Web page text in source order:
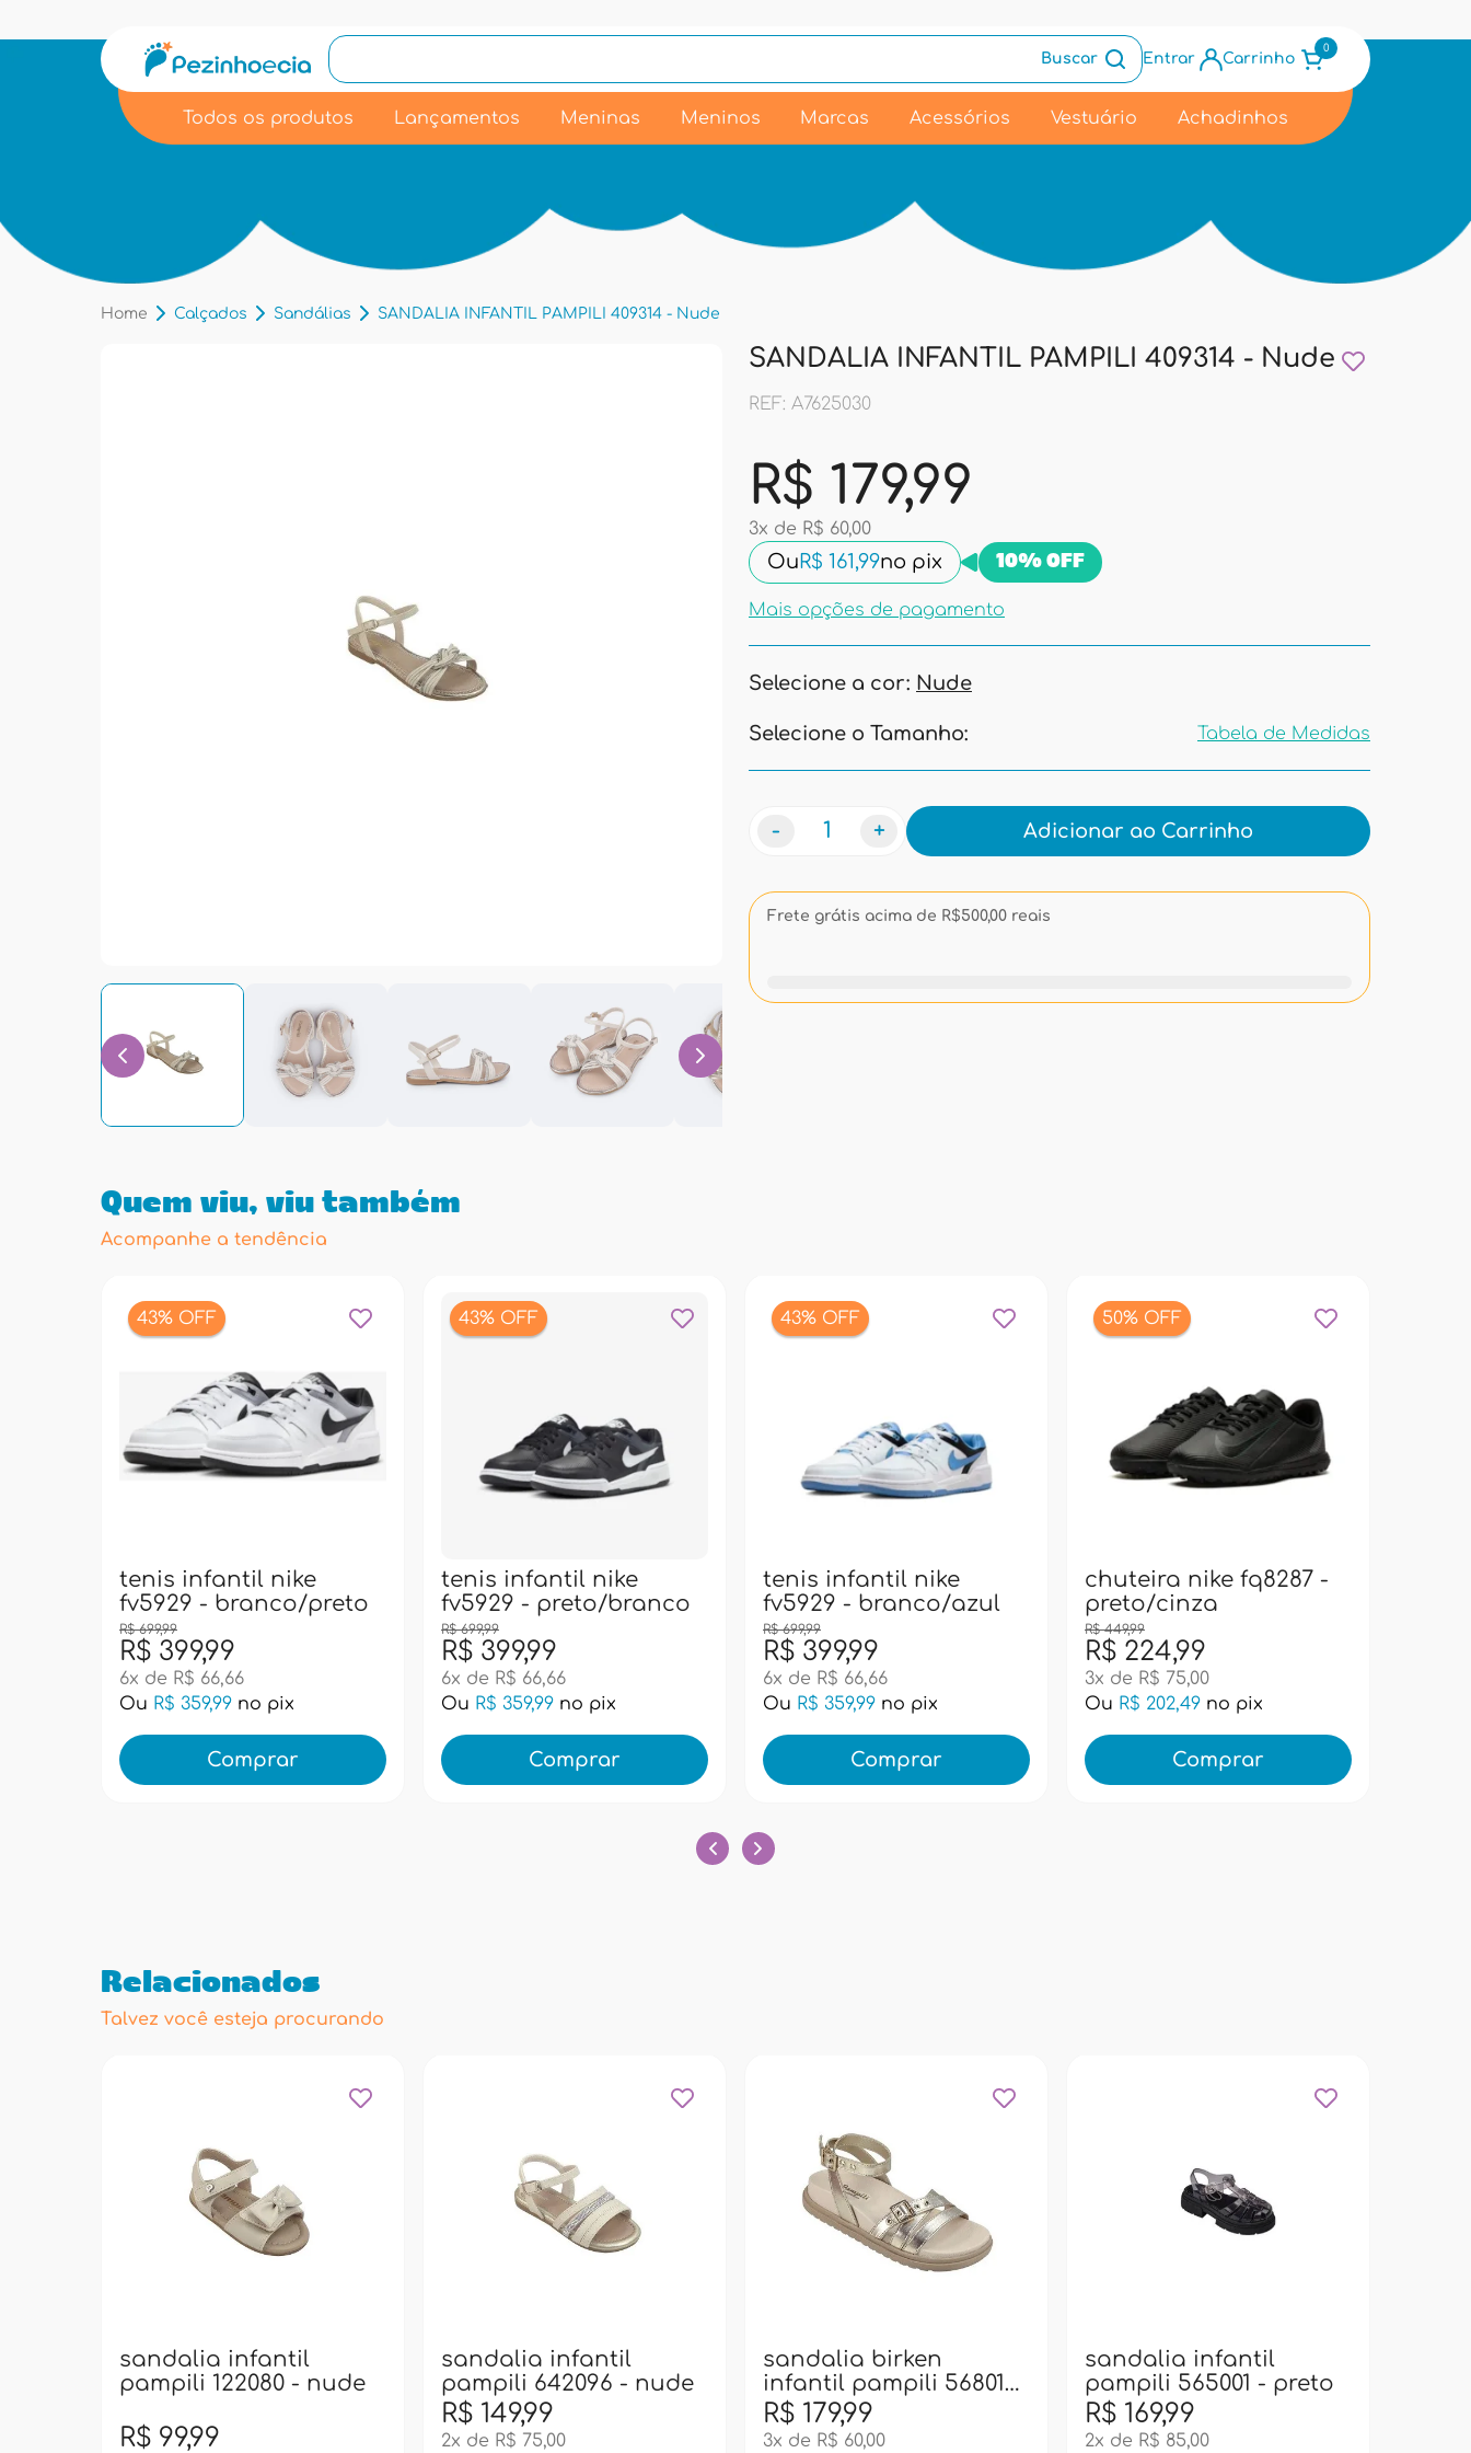
Buscar Entrar Carrinho
0
Todos os produtos Lançamentos Meninas Meninos Marcas Acessórios Vestuário Achadinhos
Home Calçados Sandálias SANDALIA INFANTIL PAMPILI 409314 - Nude
SANDALIA INFANTIL PAMPILI 409314 - Nude
REF: A7625030
R$ 179,99
3x de R$ 60,00
Ou R$ 161,99no pix 10% OFF
Mais opções de pagamento
Selecione a cor: Nude
Selecione o Tamanho: Tabela de Medidas
Medidas
- + Adicionar ao Carrinho
Frete grátis acima de R$500,00 reais
Quem viu, viu também
Acompanhe a tendência
43% OFF
tenis infantil nike
fv5929 - branco/preto
R$ 399,99
R$ 699,99
6x de R$ 66,66
Ou R$ 359,99 no pix
Comprar
43% OFF
tenis infantil nike
fv5929 - preto/branco
R$ 399,99
R$ 699,99
6x de R$ 66,66
Ou R$ 359,99 no pix
Comprar
43% OFF
tenis infantil nike
fv5929 - branco/azul
R$ 399,99
R$ 699,99
6x de R$ 66,66
Ou R$ 359,99 no pix
Comprar
50% OFF
chuteira nike fq8287 -
preto/cinza
R$ 224,99
R$ 449,99
3x de R$ 75,00
Ou R$ 202,49 no pix
Comprar
Relacionados
Talvez você esteja procurando
sandalia infantil
pampili 122080 - nude
R$ 99,99
sandalia infantil
pampili 642096 - nude
R$ 149,99
2x de R$ 75,00
sandalia birken
infantil pampili 568012
- dourado
R$ 179,99
3x de R$ 60,00
sandalia infantil
pampili 565001 - preto
R$ 169,99
2x de R$ 85,00